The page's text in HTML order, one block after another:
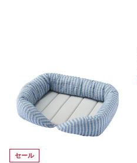
セール